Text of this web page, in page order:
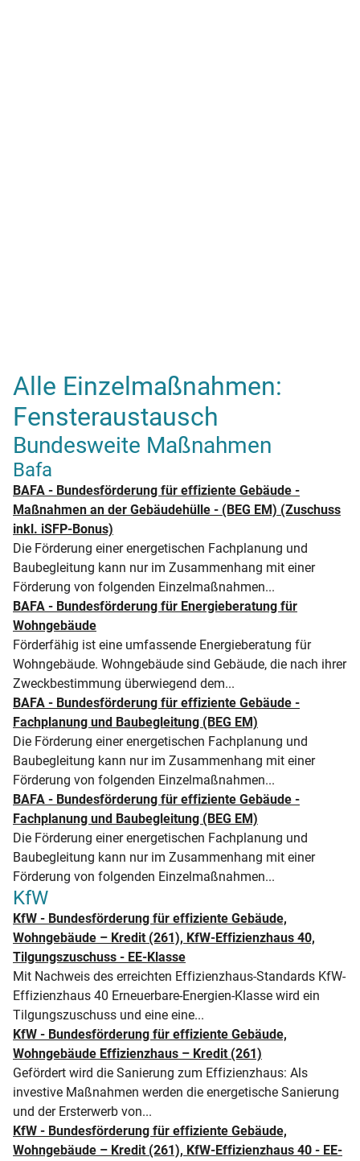
Alle Einzelmaßnahmen:
Fensteraustausch
Bundesweite Maßnahmen
Bafa
BAFA - Bundesförderung für effiziente Gebäude -
Maßnahmen an der Gebäudehülle - (BEG EM) (Zuschuss
inkl. iSFP-Bonus)
Die Förderung einer energetischen Fachplanung und
Baubegleitung kann nur im Zusammenhang mit einer
Förderung von folgenden Einzelmaßnahmen...
BAFA - Bundesförderung für Energieberatung für
Wohngebäude
Förderfähig ist eine umfassende Energieberatung für
Wohngebäude. Wohngebäude sind Gebäude, die nach ihrer
Zweckbestimmung überwiegend dem...
BAFA - Bundesförderung für effiziente Gebäude -
Fachplanung und Baubegleitung (BEG EM)
Die Förderung einer energetischen Fachplanung und
Baubegleitung kann nur im Zusammenhang mit einer
Förderung von folgenden Einzelmaßnahmen...
BAFA - Bundesförderung für effiziente Gebäude -
Fachplanung und Baubegleitung (BEG EM)
Die Förderung einer energetischen Fachplanung und
Baubegleitung kann nur im Zusammenhang mit einer
Förderung von folgenden Einzelmaßnahmen...
KfW
KfW - Bundesförderung für effiziente Gebäude,
Wohngebäude – Kredit (261), KfW-Effizienzhaus 40,
Tilgungszuschuss - EE-Klasse
Mit Nachweis des erreichten Effizienzhaus-Standards KfW-
Effizienzhaus 40 Erneuerbare-Energien-Klasse wird ein
Tilgungszuschuss und eine eine...
KfW - Bundesförderung für effiziente Gebäude,
Wohngebäude Effizienzhaus – Kredit (261)
Gefördert wird die Sanierung zum Effizienzhaus: Als
investive Maßnahmen werden die energetische Sanierung
und der Ersterwerb von...
KfW - Bundesförderung für effiziente Gebäude,
Wohngebäude – Kredit (261), KfW-Effizienzhaus 40 - EE-